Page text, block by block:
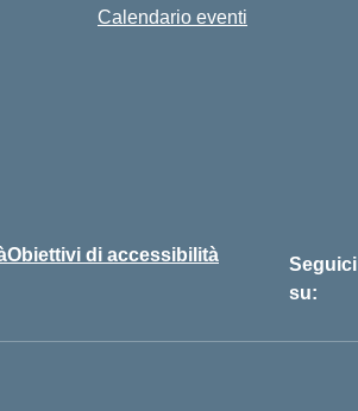
Calendario eventi
Obiettivi di accessibilità
Seguici
su: